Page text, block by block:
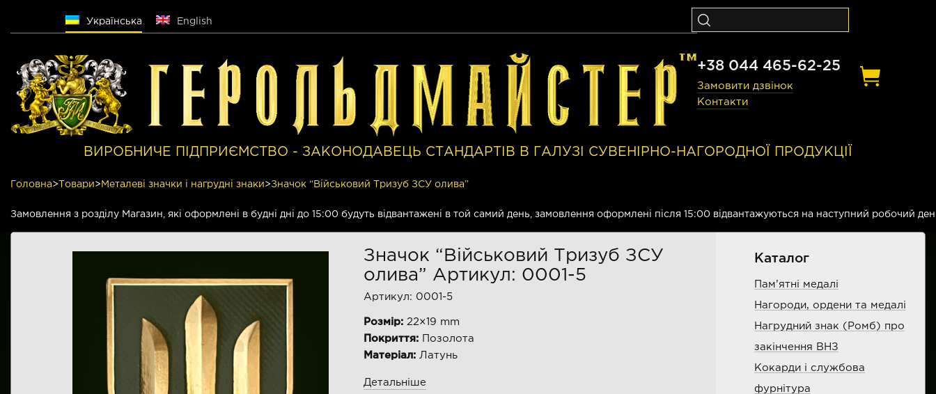
Українська English
+38 044 465-62-25
Замовити дзвінок
Контакти
ВИРОБНИЧЕ ПІДПРИЄМСТВО - ЗАКОНОДАВЕЦЬ СТАНДАРТІВ В ГАЛУЗІ СУВЕНІРНО-НАГОРОДНОЇ ПРОДУКЦІЇ
Головна> Товари> Металеві значки і нагрудні знаки>Значок “Військовий Тризуб ЗСУ олива”
Замовлення з розділу Магазин, які оформлені в будні дні до 15:00 будуть відвантажені в той самий день, замовлення оформлені після 15:00 відвантажуються на наступний робочий
Значок “Військовий Тризуб ЗСУ
олива” Артикул: 0001-5
Артикул: 0001-5
Розмір: 22×19 mm
Покриття:
Позолота
Матеріал: Латунь
Детальніше
Каталог
Пам’ятні медалі
Нагороди, ордени та медалі
Нагрудний знак (Ромб) про
закінчення ВНЗ
Кокарди і службова
фурнітура